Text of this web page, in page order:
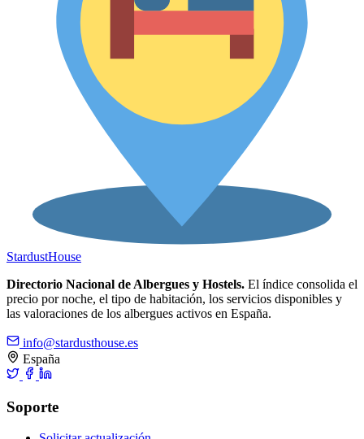
StardustHouse
Directorio Nacional de Albergues y Hostels. El índice consolida el
precio por noche, el tipo de habitación, los servicios disponibles y
las valoraciones de los albergues activos en España.
info@stardusthouse.es
España
Soporte